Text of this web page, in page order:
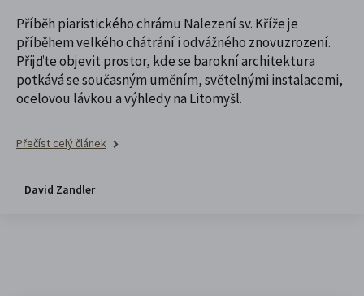
Příběh piaristického chrámu Nalezení sv. Kříže je
příběhem velkého chátrání i odvážného znovuzrození.
Přijďte objevit prostor, kde se barokní architektura
potkává se současným uměním, světelnými instalacemi,
ocelovou lávkou a výhledy na Litomyšl.
Přečíst celý článek
David Zandler